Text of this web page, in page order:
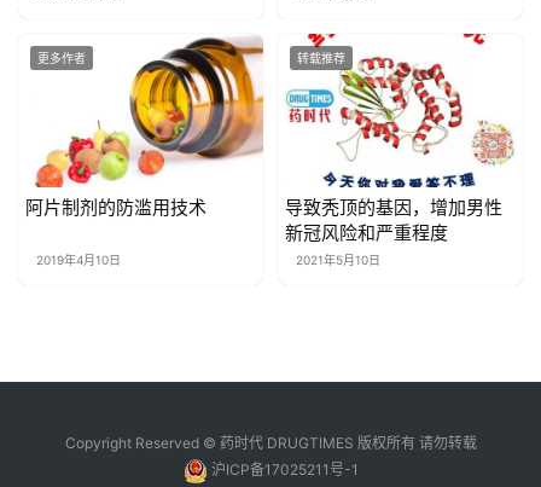
更多作者
阿片制剂的防滥用技术
2019年4月10日
转载推荐
导致秃顶的基因，增加男性
新冠风险和严重程度
2021年5月10日
Copyright Reserved © 药时代 DRUGTIMES 版权所有 请勿转载
沪ICP备17025211号-1